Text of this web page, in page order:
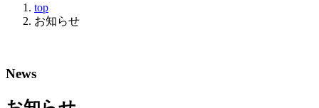
top
お知らせ
News